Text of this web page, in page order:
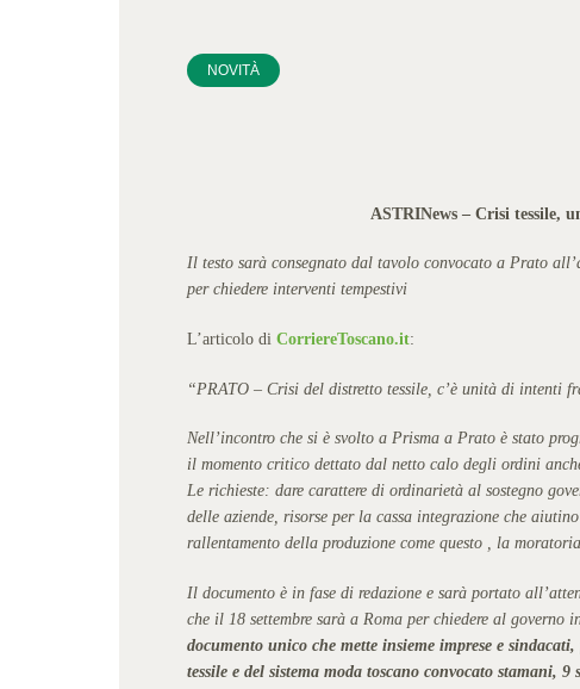
NOVITÀ
ASTRINews – Crisi tessile,
Il testo sarà consegnato dal tavolo convocato a Prato
per chiedere interventi tempestivi
L’articolo diCorriereToscano.it:
“PRATO – Crisi del distretto tessile, c’è unità di intenti
Nell’incontro che si è svolto a Prisma a Prato è stato
il momento critico dettato dal netto calo degli ordini
Le richieste: dare carattere di ordinarietà al sostegno
delle aziende, risorse per la cassa integrazione che
rallentamento della produzione come questo , la
Il documento è in fase di redazione e sarà portato
che il 18 settembre sarà a Roma per chiedere al governo
documento unico che mette insieme imprese e
tessile e del sistema moda toscano convocato stamani,